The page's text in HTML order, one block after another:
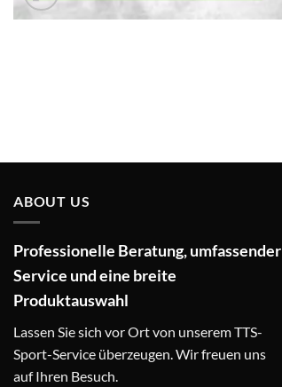
ABOUT US
Professionelle Beratung, umfassender
Service und eine breite
Produktauswahl
Lassen Sie sich vor Ort von unserem TTS-
Sport-Service überzeugen. Wir freuen uns
auf Ihren Besuch.